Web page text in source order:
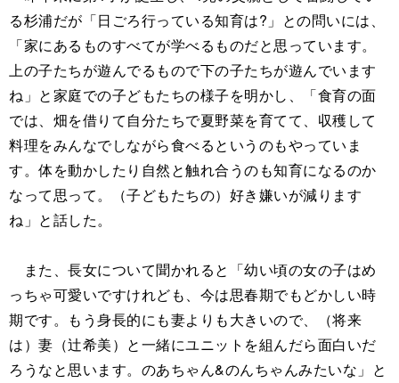
る杉浦だが「日ごろ行っている知育は?」との問いには、
「家にあるものすべてが学べるものだと思っています。
上の子たちが遊んでるもので下の子たちが遊んでいます
ね」と家庭での子どもたちの様子を明かし、「食育の面
では、畑を借りて自分たちで夏野菜を育てて、収穫して
料理をみんなでしながら食べるというのもやっていま
す。体を動かしたり自然と触れ合うのも知育になるのか
なって思って。（子どもたちの）好き嫌いが減ります
ね」と話した。
また、長女について聞かれると「幼い頃の女の子はめ
っちゃ可愛いですけれども、今は思春期でもどかしい時
期です。もう身長的にも妻よりも大きいので、（将来
は）妻（辻希美）と一緒にユニットを組んだら面白いだ
ろうなと思います。のあちゃん&のんちゃんみたいな」と